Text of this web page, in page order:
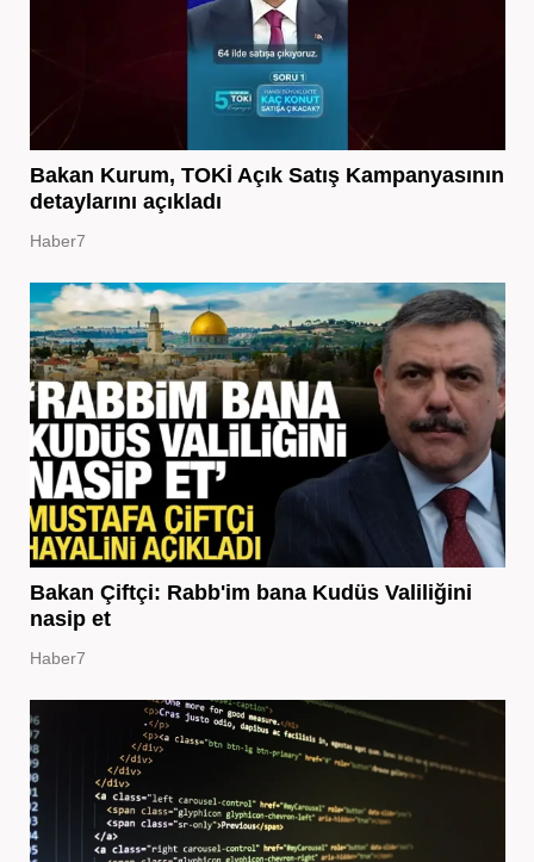
Bakan Kurum, TOKİ Açık Satış Kampanyasının
detaylarını açıkladı
Haber7
Bakan Çiftçi: Rabb'im bana Kudüs Valiliğini
nasip et
Haber7